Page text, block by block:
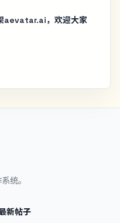
aevatar.ai，欢迎大家
统。
新帖子